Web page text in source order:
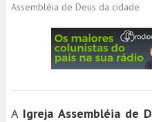
Assembléia de Deus da cidade
A Igreja Assembléia de